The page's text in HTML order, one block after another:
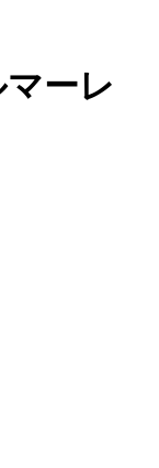
ーレ